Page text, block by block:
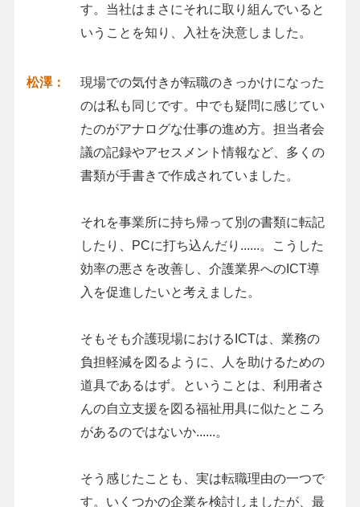
す。当社はまさにそれに取り組んでいると
いうことを知り、入社を決意しました。
松澤：
現場での気付きが転職のきっかけになった
のは私も同じです。中でも疑問に感じてい
たのがアナログな仕事の進め方。担当者会
議の記録やアセスメント情報など、多くの
書類が手書きで作成されていました。
それを事業所に持ち帰って別の書類に転記
したり、PCに打ち込んだり......。こうした
効率の悪さを改善し、介護業界へのICT導
入を促進したいと考えました。
そもそも介護現場におけるICTは、業務の
負担軽減を図るように、人を助けるための
道具であるはず。ということは、利用者さ
んの自立支援を図る福祉用具に似たところ
があるのではないか......。
そう感じたことも、実は転職理由の一つで
す。いくつかの企業を検討しましたが、最